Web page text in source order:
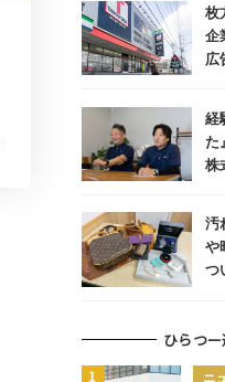
枚
企
広
経
た
株
汚
や
つ
ひらつ
ニ